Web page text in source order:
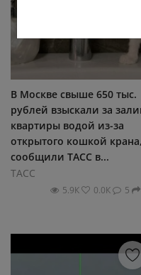
В Москве свыше 650 тыс.
рублей взыскали за
квартиры водой из-за
открытого кошкой крана,
сообщили ТАСС в...
ТАСС
5.9К 0.0К 5